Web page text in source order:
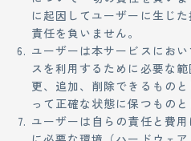
に起因してユーザーに生じ
責任を負いません。
ユーザーは本サービスにお
スを利用するために必要な
更、追加、削除できるもの
って正確な状態に保つものと
ユーザーは自らの責任と費